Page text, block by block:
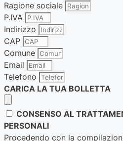
Ragione sociale
P.IVA
Indirizzo
CAP
Comune
Email
Telefono
CARICA LA TUA BOLLETTA
CONSENSO AL
PERSONALI
Procedendo con la